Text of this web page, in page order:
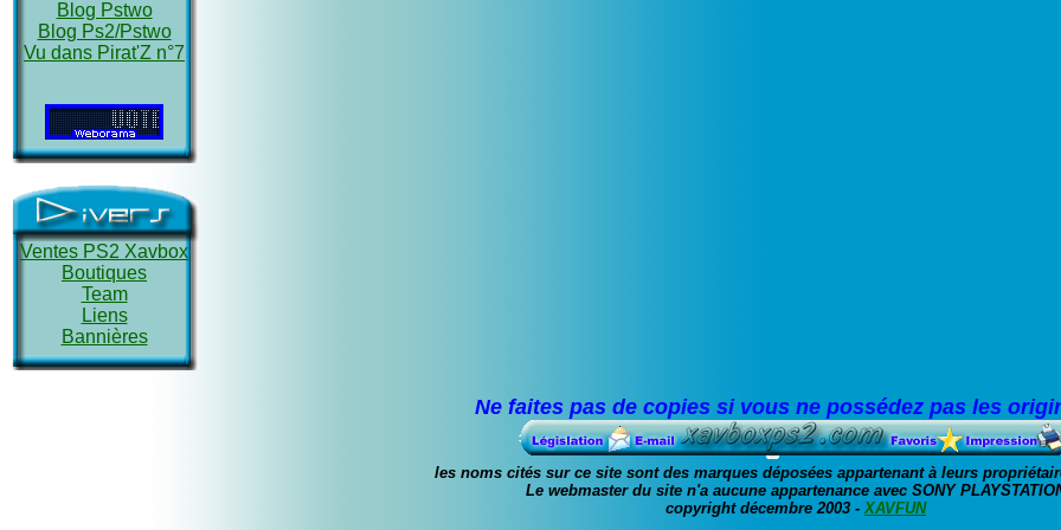
Blog Pstwo
Blog Ps2/Pstwo
Vu dans Pirat'Z n°7
Ventes PS2 Xavbox
Boutiques
Team
Liens
Bannières
Ne faites pas de copies si vous ne possédez pas les
les noms cités sur ce site sont des marques déposées appartenant à leurs
Le webmaster du site n'a aucune appartenance avec SONY
copyright décembre 2003 -XAVFUN